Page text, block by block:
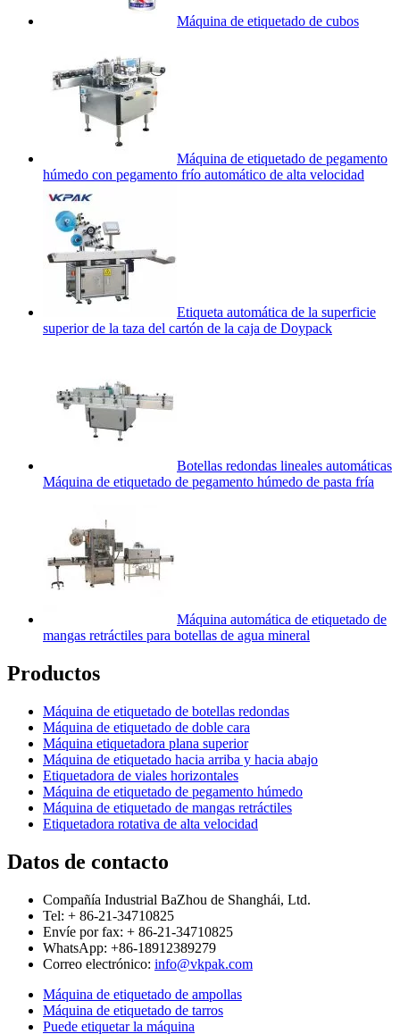
Máquina de etiquetado de cubos
Máquina de etiquetado de pegamento
húmedo con pegamento frío automático de alta velocidad
Etiqueta automática de la superficie
superior de la taza del cartón de la caja de Doypack
Botellas redondas lineales automáticas
Máquina de etiquetado de pegamento húmedo de pasta fría
Máquina automática de etiquetado de
mangas retráctiles para botellas de agua mineral
Productos
Máquina de etiquetado de botellas redondas
Máquina de etiquetado de doble cara
Máquina etiquetadora plana superior
Máquina de etiquetado hacia arriba y hacia abajo
Etiquetadora de viales horizontales
Máquina de etiquetado de pegamento húmedo
Máquina de etiquetado de mangas retráctiles
Etiquetadora rotativa de alta velocidad
Datos de contacto
Compañía Industrial BaZhou de Shanghái, Ltd.
Tel: + 86-21-34710825
Envíe por fax: + 86-21-34710825
WhatsApp: +86-18912389279
Correo electrónico: info@vkpak.com
Máquina de etiquetado de ampollas
Máquina de etiquetado de tarros
Puede etiquetar la máquina